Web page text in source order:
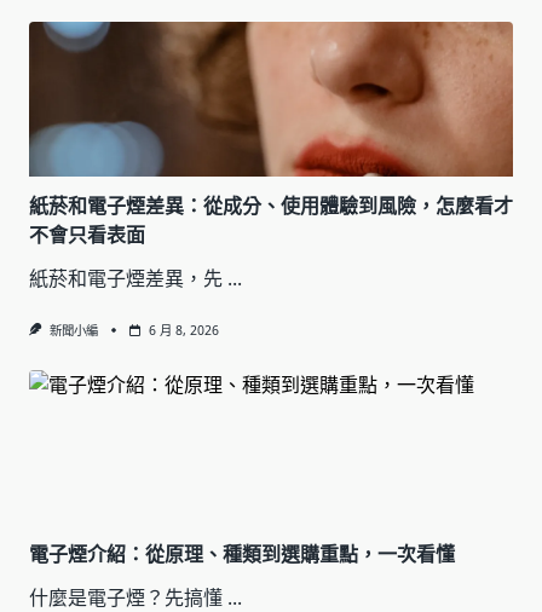
紙菸和電子煙差異：從成分、使用體驗到風險，怎麼看才
不會只看表面
紙菸和電子煙差異，先 ...
新聞小編 6 月 8, 2026
電子煙介紹：從原理、種類到選購重點，一次看懂
什麼是電子煙？先搞懂 ...